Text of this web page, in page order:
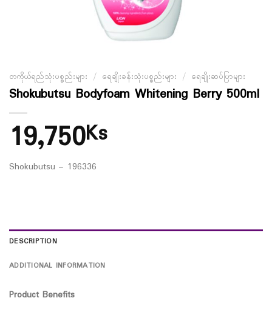
တကိုယ်ရည်သုံးပစ္စည်းများ / ရေချိုးခန်းသုံးပစ္စည်းများ / ရေချိုးဆပ်ပြာများ
Shokubutsu Bodyfoam Whitening Berry 500ml
19,750Ks
Shokubutsu – 196336
DESCRIPTION
ADDITIONAL INFORMATION
Product Benefits